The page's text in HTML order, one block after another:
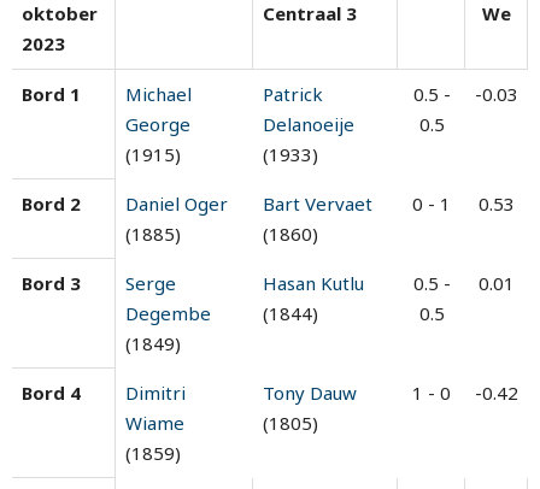
oktober
2023
Centraal 3 We
Bord 1
Michael
George
(1915)
Patrick
Delanoeije
(1933)
0.5 -
0.5
-0.03
Bord 2
Daniel Oger
(1885)
Bart Vervaet
(1860)
0 - 1 0.53
Bord 3
Serge
Degembe
(1849)
Hasan Kutlu
(1844)
0.5 -
0.5
0.01
Bord 4
Dimitri
Wiame
(1859)
Tony Dauw
(1805)
1 - 0 -0.42